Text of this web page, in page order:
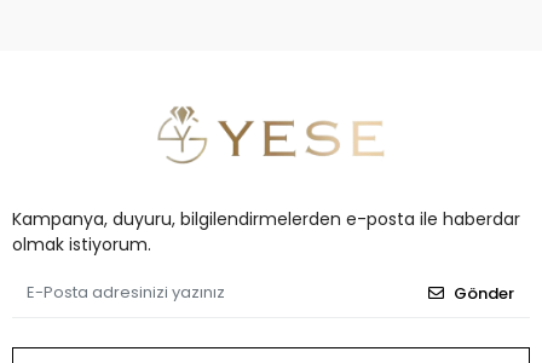
Kampanya, duyuru, bilgilendirmelerden e-posta ile haberdar
olmak istiyorum.
Gönder